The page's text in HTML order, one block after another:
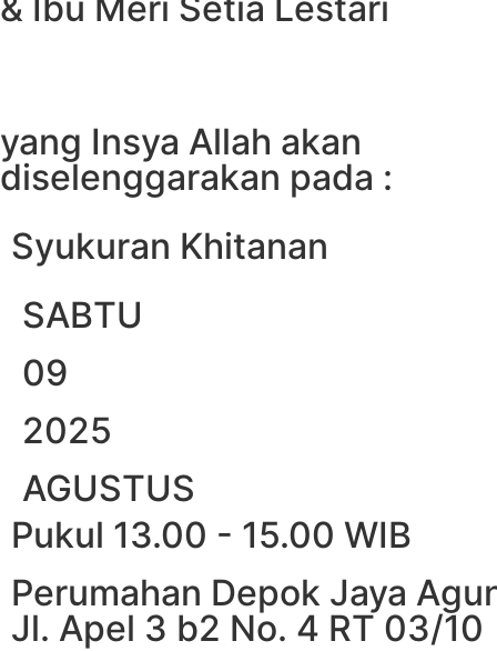
yang Insya Allah akan
diselenggarakan pada :
Syukuran Khitanan
SABTU
09
2025
AGUSTUS
Pukul 13.00 - 15.00 WIB
Perumahan Depok Jaya
Jl. Apel 3 b2 No. 4 RT 03/10